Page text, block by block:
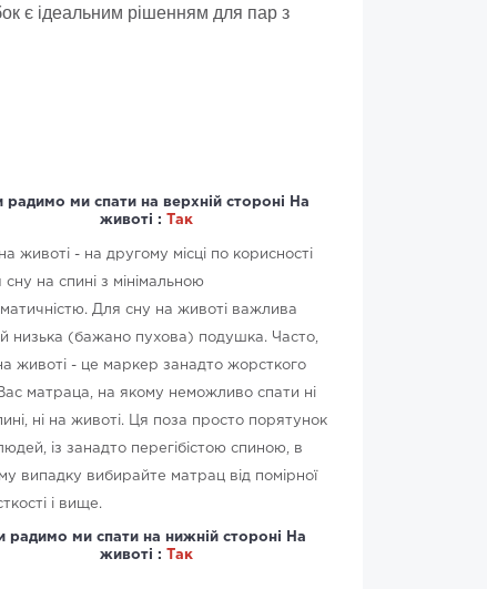
є ідеальним рішенням для пар з
радимо ми спати на верхній стороні На
животі :
Так
животі - на другому місці по корисності
сну на спині з мінімальною
Для сну на животі важлива
низька (бажано пухова) подушка. Часто,
животі - це маркер занадто жорсткого
матраца, на якому неможливо спати ні
ні на животі. Ця поза просто порятунок
із занадто перегібістою спиною, в
випадку вибирайте матрац від помірної
і вище.
радимо ми спати на нижній стороні На
животі :
Так